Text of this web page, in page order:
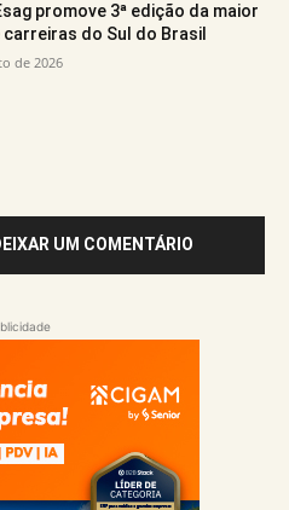
promove 3ª edição da maior
do Sul do Brasil
de 2026
UM COMENTÁRIO